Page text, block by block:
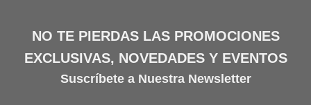
NO TE PIERDAS LAS PROMOCIONES
EXCLUSIVAS, NOVEDADES Y EVENTOS
Suscríbete a Nuestra Newsletter